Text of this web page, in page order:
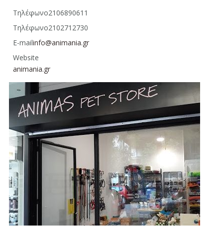
Τηλέφωνο2106890611
Τηλέφωνο2102712730
E-mailinfo@animania.gr
Website
animania.gr